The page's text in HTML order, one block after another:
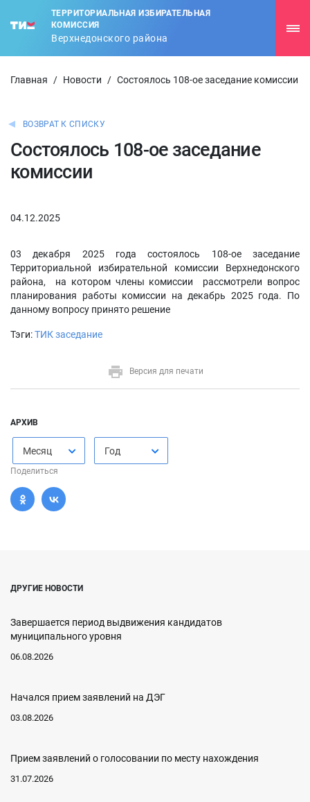
ТЕРРИТОРИАЛЬНАЯ ИЗБИРАТЕЛЬНАЯ
КОМИССИЯ
Верхнедонского района
Главная / Новости / Состоялось 108-ое заседание комиссии
ВОЗВРАТ К СПИСКУ
Состоялось 108-ое заседание
комиссии
04.12.2025
03 декабря 2025 года состоялось 108-ое заседание
Территориальной избирательной комиссии Верхнедонского
района, на котором члены комиссии рассмотрели вопрос
планирования работы комиссии на декабрь 2025 года. По
данному вопросу принято решение
Тэги:ТИК заседание
Версия для печати
АРХИВ
Месяц Год
Поделиться
ДРУГИЕ НОВОСТИ
Завершается период выдвижения кандидатов
муниципального уровня
06.08.2026
Начался прием заявлений на ДЭГ
03.08.2026
Прием заявлений о голосовании по месту нахождения
31.07.2026